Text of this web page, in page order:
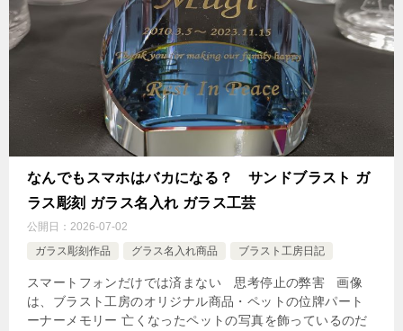
なんでもスマホはバカになる？ サンドブラスト ガ
ラス彫刻 ガラス名入れ ガラス工芸
公開日： 2026-07-02
ガラス彫刻作品
グラス名入れ商品 ブラスト工房日記
スマートフォンだけでは済まない 思考停止の弊害 画像
は、ブラスト工房のオリジナル商品・ペットの位牌パート
ーナーメモリー 亡くなったペットの写真を飾っているのだ